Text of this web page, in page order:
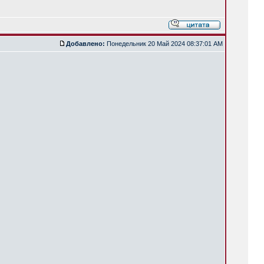
Добавлено: Понедельник 20 Май 2024 08:37:01 AM